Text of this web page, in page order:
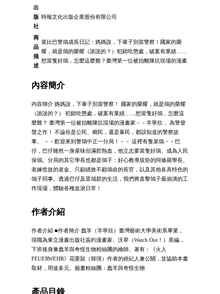
出
版
社
時報文化出版企業股份有限公司
商
品
描
述
菜比巴警鴿成長日記：媽媽說，下輩子別當警察！國家的榮
耀，就是鴿的榮耀（誰說的？）犯錯吃懲處，破案有業績……
想當隻好鴿，怎麼這麼難？臺灣第一位被抬離陳抗現場的漫畫
內容簡介
內容簡介 媽媽說，下輩子別當警察！ 國家的榮耀，就是鴿的榮耀
（誰說的？） 犯錯吃懲處，破案有業績……想當隻好鴿，怎麼這
麼難？ 臺灣第一位被抬離陳抗現場的漫畫家－－羊寧欣， 為警發
聲之作！ 不論你是公民、鄉民，還是暴民，都該知道的警察故
事。 －－歡迎來到警鴿中正一分局！－－ 這裡有隻菜鴿－－巴
仔，巴仔雖然一身菜味但滿腔熱血，他立志要當隻好鴿、成為人民
保鴿。分局的其它學長也都是鴿子：好心教導規矩的阿修羅學長、
老練世故的老金、只顧績效不顧鴿命的長官，以及其他各具特色的
鴿子同事。透過巴仔及眾鴿群的生活，我們將直擊鴿子最崩潰的工
作現場，體驗各種血淚日常！
作者介紹
作者介紹 ■作者簡介 蠢羊（羊寧欣）臺灣藝術大學美術系畢業，
現職為東立漫畫出版社簽約漫畫家、沃草（Watch Out！）美編，
下班後身兼蠢羊與奇怪生物粉絲團的繪師。著有：《火人
FEUERWEHR》花栗鼠（韓璟）作者的經紀人兼公關，並協助本書
取材，用途多元。臉書粉絲團：蠢羊與奇怪生物
產品目錄